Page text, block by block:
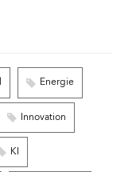
Energie
Innovation
KI